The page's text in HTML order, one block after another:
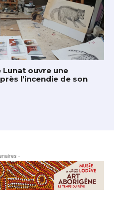
Lunat ouvre une
l’incendie de son
-